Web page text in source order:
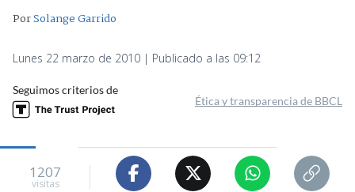
PorSolange Garrido
Lunes 22 marzo de 2010 | Publicado a las 09:12
Seguimos criterios de
Ética y transparencia de BBCL
1207
visitas